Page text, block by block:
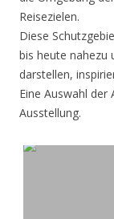
Reisezielen.
Diese
bis heute nahezu
darstellen,
Eine Auswahl der
Ausstellung.